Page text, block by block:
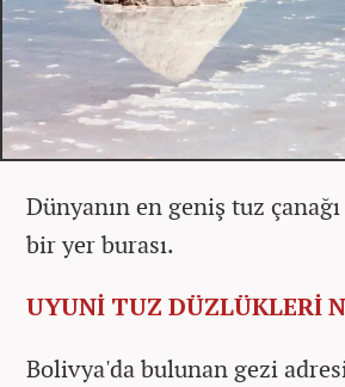
Dünyanın en geniş tuz
bir yer burası.
UYUNİ TUZ DÜZLÜKLERİ
Bolivya'da bulunan gezi